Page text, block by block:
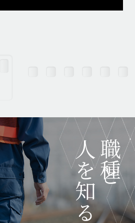
職種と
人を知る